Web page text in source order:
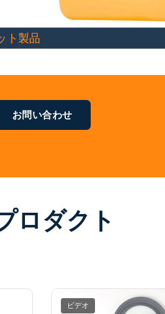
シリコンアクセサリー
お問い合わせ
ロダクト
ビデオ